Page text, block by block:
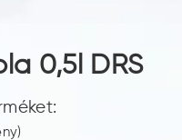
0,5l DRS